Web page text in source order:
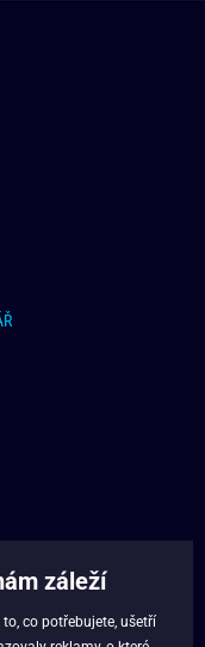
záleží
co potřebujete, ušetří